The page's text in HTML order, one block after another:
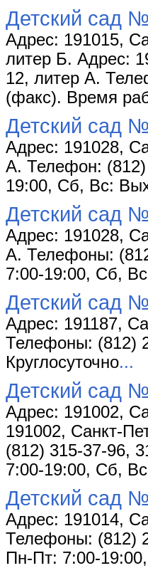
Детский сад
Адрес: 191015,
литер Б. Адрес:
12, литер А.
(факс). Время
Детский сад
Адрес: 191028,
А. Телефон:
19:00, Сб, Вс:
Детский сад
Адрес: 191028,
А. Телефоны:
7:00-19:00, Сб,
Детский сад
Адрес: 191187,
Телефоны: (812)
Круглосуточно...
Детский сад
Адрес: 191002,
191002, Санкт-
(812) 315-37-96,
7:00-19:00, Сб,
Детский сад
Адрес: 191014,
Телефоны: (812)
Пн-Пт: 7:00-